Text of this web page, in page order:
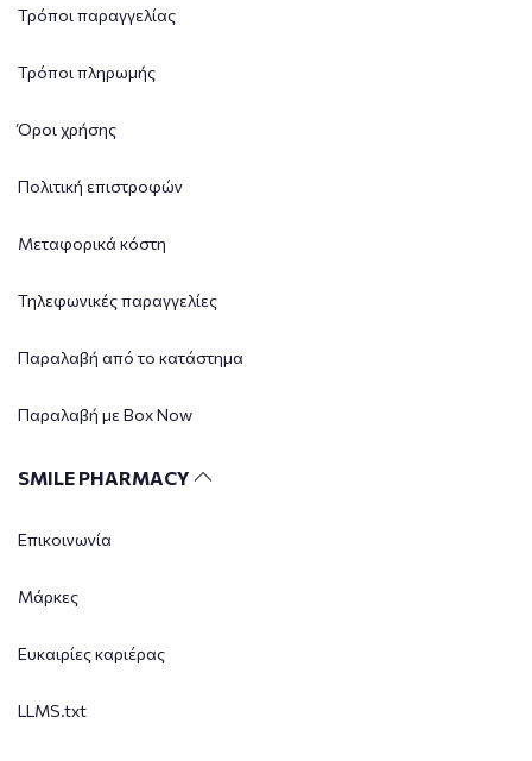
Τρόποι παραγγελίας
Τρόποι πληρωμής
Όροι χρήσης
Πολιτική επιστροφών
Μεταφορικά κόστη
Τηλεφωνικές παραγγελίες
Παραλαβή από το κατάστημα
Παραλαβή με Box Now
SMILE PHARMACY
Επικοινωνία
Μάρκες
Ευκαιρίες καριέρας
LLMS.txt